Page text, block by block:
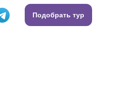
Подобрать тур